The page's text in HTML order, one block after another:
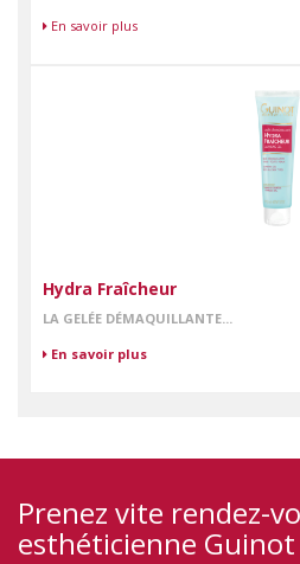
En savoir plus
Hydra Fraîcheur
LA GELÉE DÉMAQUILLANTE...
En savoir plus
Prenez vite rendez-
esthéticienne Guinot